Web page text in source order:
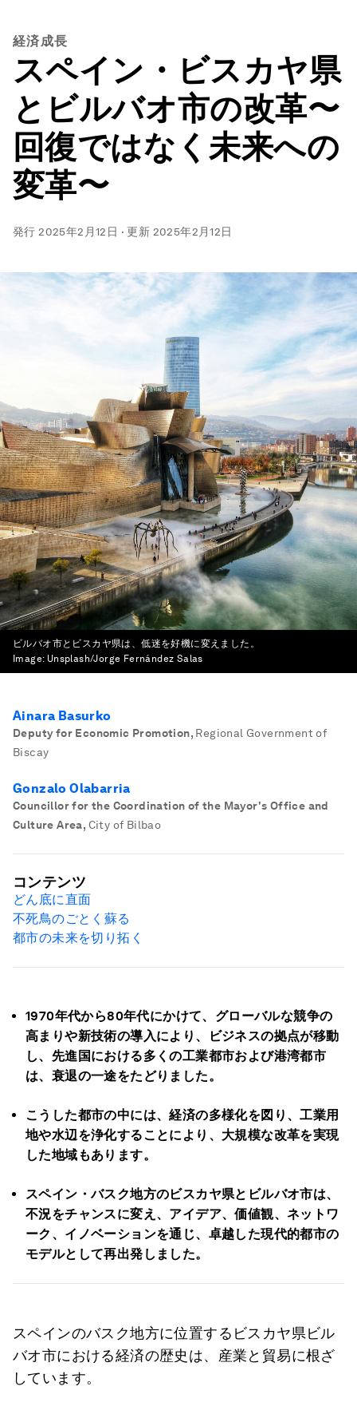
経済成長
スペイン・ビスカヤ県
とビルバオ市の改革〜
回復ではなく未来への
変革〜
発行2025年2月12日 ·更新 2025年2月12日
ビルバオ市とビスカヤ県は、低迷を好機に変えました。
Image: Unsplash/Jorge Fernández Salas
Ainara Basurko
Deputy for Economic Promotion, Regional Government of
Biscay
Gonzalo Olabarria
Councillor for the Coordination of the Mayor's Office and
Culture Area, City of Bilbao
1970年代から80年代にかけて、グローバルな競争の
高まりや新技術の導入により、ビジネスの拠点が移動
し、先進国における多くの工業都市および港湾都市
は、衰退の一途をたどりました。
こうした都市の中には、経済の多様化を図り、工業用
地や水辺を浄化することにより、大規模な改革を実現
した地域もあります。
スペイン・バスク地方のビスカヤ県とビルバオ市は、
不況をチャンスに変え、アイデア、価値観、ネットワ
ーク、イノベーションを通じ、卓越した現代的都市の
モデルとして再出発しました。
スペインのバスク地方に位置するビスカヤ県ビル
バオ市における経済の歴史は、産業と貿易に根ざ
しています。
コンテンツ
どん底に直面
不死鳥のごとく蘇る
都市の未来を切り拓く